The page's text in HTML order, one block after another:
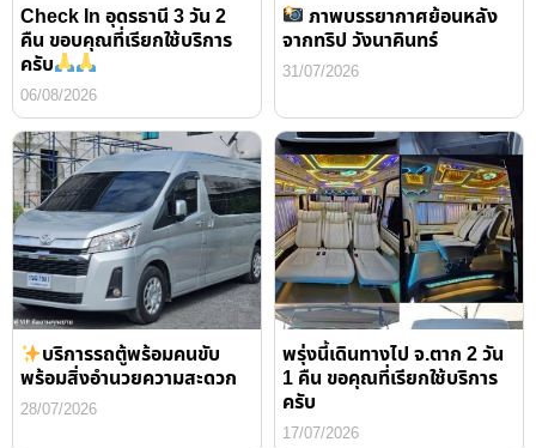
Check In อุดรธานี 3 วัน 2
คืน ขอบคุณที่เรียกใช้บริการ
ครับ
06/08/2026
ภาพบรรยากาศย้อนหลัง
จากทริป วังนาคินทร์
31/07/2026
บริการรถตู้พร้อมคนขับ
พร้อมสิ่งอำนวยความสะดวก
28/07/2026
พรุ่งนี้เดินทางไป จ.ตาก 2 วัน
1 คืน ขอคุณที่เรียกใช้บริการ
ครับ
17/07/2026